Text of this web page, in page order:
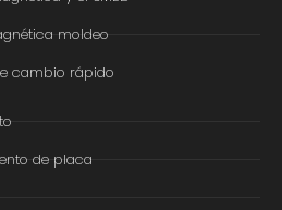
moldeo
cambio rápido
de placa